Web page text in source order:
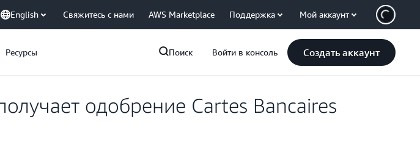
English Свяжитесь с нами AWS Marketplace Поддержка Мой аккаунт
Ресурсы Поиск Войти в консоль Создать аккаунт
одобрение Cartes Bancaires